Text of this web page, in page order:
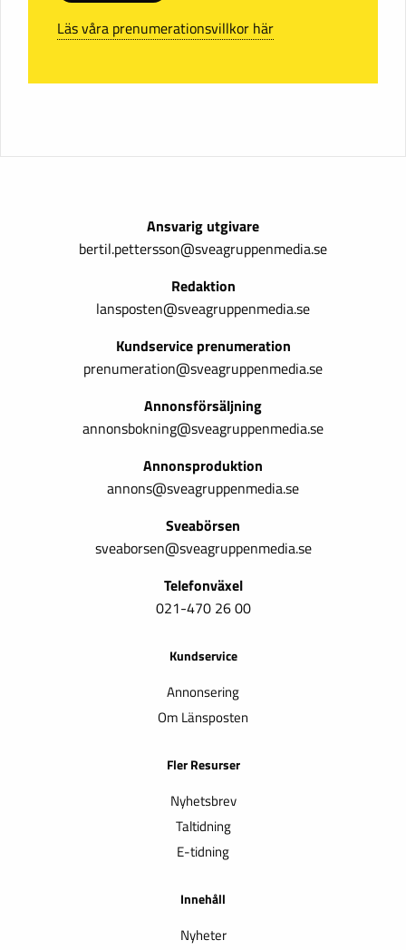
Läs våra prenumerationsvillkor här
Ansvarig utgivare
bertil.pettersson@sveagruppenmedia.se
Redaktion
lansposten@sveagruppenmedia.se
Kundservice prenumeration
prenumeration@sveagruppenmedia.se
Annonsförsäljning
annonsbokning@sveagruppenmedia.se
Annonsproduktion
annons@sveagruppenmedia.se
Sveabörsen
sveaborsen@sveagruppenmedia.se
Telefonväxel
021-470 26 00
Kundservice
Annonsering
Om Länsposten
Fler Resurser
Nyhetsbrev
Taltidning
E-tidning
Innehåll
Nyheter